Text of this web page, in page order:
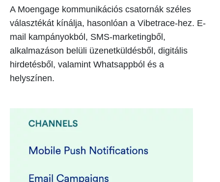
A Moengage kommunikációs csatornák széles
választékát kínálja, hasonlóan a Vibetrace-hez. E-
mail kampányokból, SMS-marketingből,
alkalmazáson belüli üzenetküldésből, digitális
hirdetésből, valamint Whatsappból és a
helyszínen.